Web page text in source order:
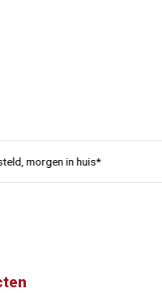
morgen in huis*